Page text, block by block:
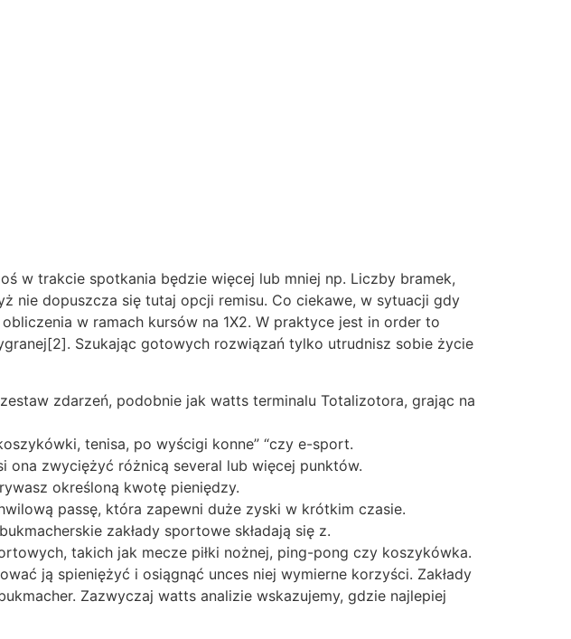
w trakcie spotkania będzie więcej lub mniej np. Liczby bramek,
nie dopuszcza się tutaj opcji remisu. Co ciekawe, w sytuacji gdy
w ramach kursów na 1X2. W praktyce jest in order to
Szukając gotowych rozwiązań tylko utrudnisz sobie życie
zdarzeń, podobnie jak watts terminalu Totalizotora, grając na
tenisa, po wyścigi konne” “czy e-sport.
ona zwyciężyć różnicą several lub więcej punktów.
określoną kwotę pieniędzy.
passę, która zapewni duże zyski w krótkim czasie.
zakłady sportowe składają się z.
takich jak mecze piłki nożnej, ping-pong czy koszykówka.
ją spieniężyć i osiągnąć unces niej wymierne korzyści. Zakłady
Zazwyczaj watts analizie wskazujemy, gdzie najlepiej